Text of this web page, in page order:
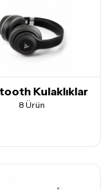
Kulaklıklar
8 Ürün